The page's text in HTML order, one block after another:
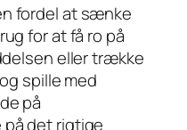
fordel at sænke
for at få ro på
eller trække
spille med
på
det rigtige